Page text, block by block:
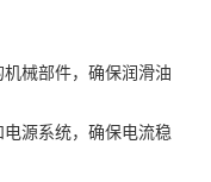
械部件，确保润滑油
源系统，确保电流稳